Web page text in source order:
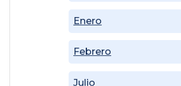
Enero
Febrero
Julio